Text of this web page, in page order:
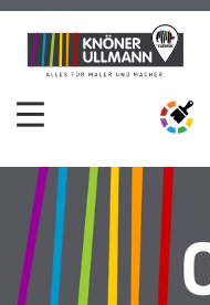
Zum
Inhalt
Zum
Navigationsmenü